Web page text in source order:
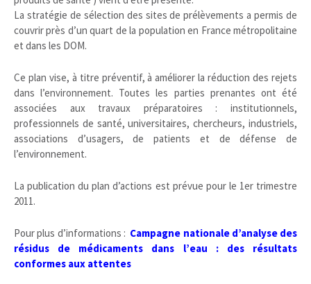
La stratégie de sélection des sites de prélèvements a permis de
couvrir près d’un quart de la population en France métropolitaine
et dans les DOM.
Ce plan vise, à titre préventif, à améliorer la réduction des rejets
dans l’environnement. Toutes les parties prenantes ont été
associées aux travaux préparatoires : institutionnels,
professionnels de santé, universitaires, chercheurs, industriels,
associations d’usagers, de patients et de défense de
l’environnement.
La publication du plan d’actions est prévue pour le 1er trimestre
2011.
Pour plus d’informations : Campagne nationale d’analyse des
résidus de médicaments dans l’eau : des résultats
conformes aux attentes